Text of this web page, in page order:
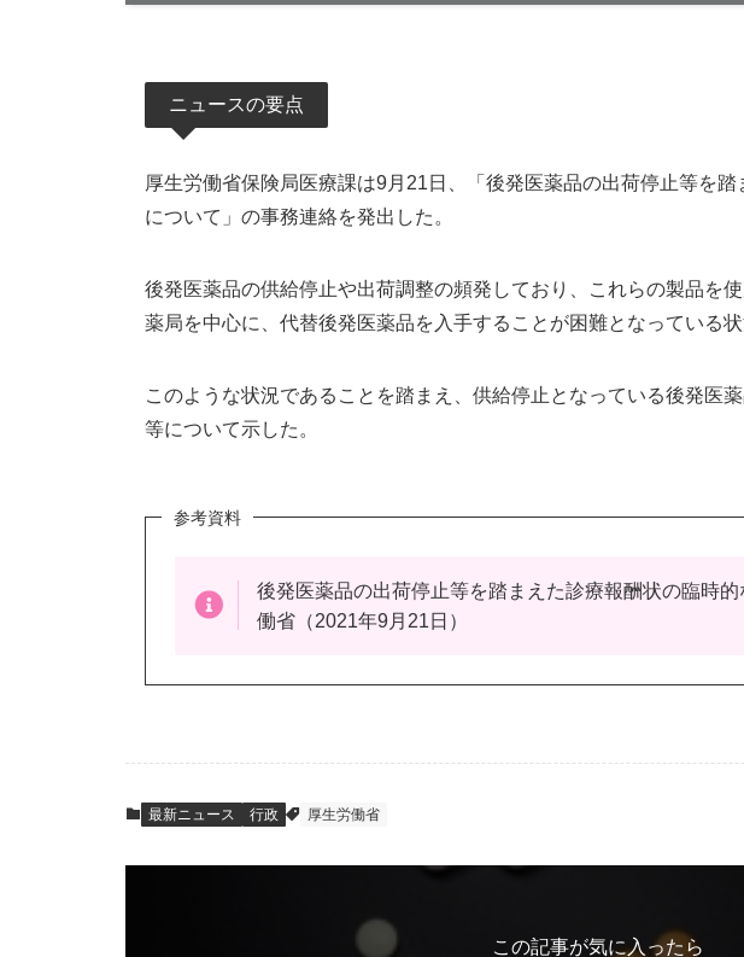
ニュースの要点
厚生労働省保険局医療課は9月21日、「後発医薬品の出荷停止等を
について」の事務連絡を発出した。
後発医薬品の供給停止や出荷調整の頻発しており、これらの製品を
薬局を中心に、代替後発医薬品を入手することが困難となっている状
このような状況であることを踏まえ、供給停止となっている後発医
等について示した。
参考資料
後発医薬品の出荷停止等を踏まえた診療報酬状の臨時
働省（2021年9月21日）
最新ニュース 行政 厚生労働省
この記事が気に入ったら